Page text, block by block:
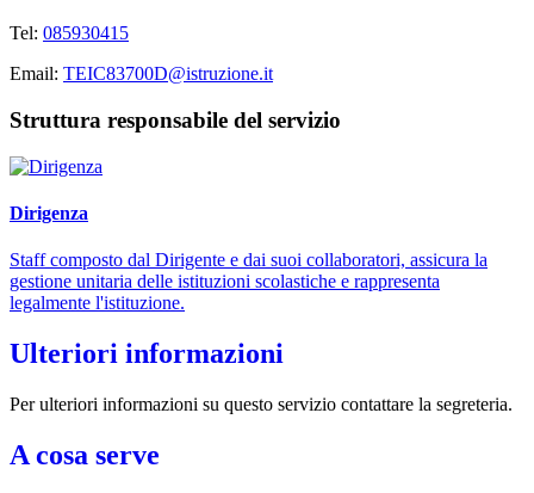
Tel: 085930415
Email: TEIC83700D@istruzione.it
Struttura responsabile del servizio
Dirigenza
Staff composto dal Dirigente e dai suoi collaboratori, assicura la
gestione unitaria delle istituzioni scolastiche e rappresenta
legalmente l'istituzione.
Ulteriori informazioni
Per ulteriori informazioni su questo servizio contattare la segreteria.
A cosa serve